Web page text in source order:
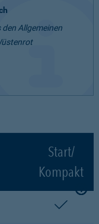
Allgemeinen
Start/
Kompakt